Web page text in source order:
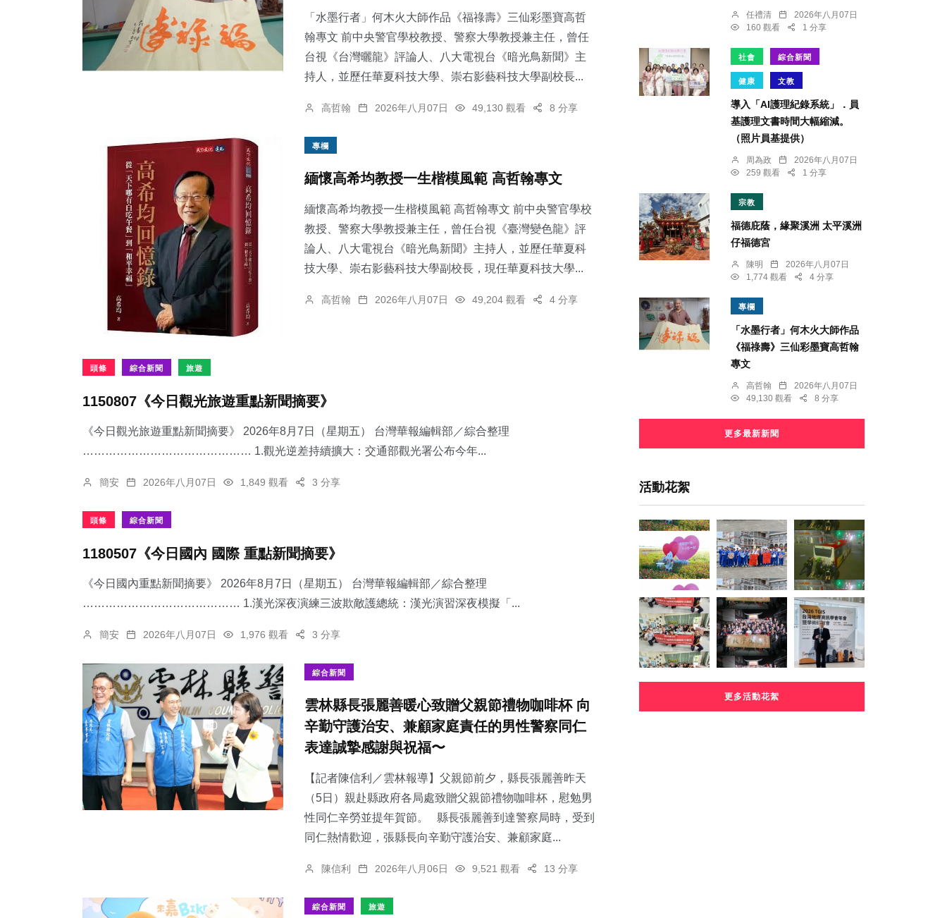
「水墨行者」何木火大師作品《福祿壽》三仙彩墨寶高哲
翰專文 前中央警官學校教授、警察大學教授兼主任，曾任
台視《台灣曬龍》評論人、八大電視台《暗光鳥新聞》主
持人，並歷任華夏科技大學、崇右影藝科技大學副校長...
高哲翰 2026年八月07日 49,130 觀看 8 分享
專欄
緬懷高希均教授一生楷模風範 高哲翰專文
緬懷高希均教授一生楷模風範 高哲翰專文 前中央警官學校
教授、警察大學教授兼主任，曾任台視《臺灣變色龍》評
論人、八大電視台《暗光鳥新聞》主持人，並歷任華夏科
技大學、崇右影藝科技大學副校長，現任華夏科技大學...
高哲翰 2026年八月07日 49,204 觀看 4 分享
頭條 綜合新聞 旅遊
1150807《今日觀光旅遊重點新聞摘要》
《今日觀光旅遊重點新聞摘要》 2026年8月7日（星期五） 台灣華報編輯部／綜合整理
……………………………………… 1.觀光逆差持續擴大：交通部觀光署公布今年...
簡安 2026年八月07日 1,849 觀看 3 分享
頭條 綜合新聞
1180507《今日國內 國際 重點新聞摘要》
《今日國內重點新聞摘要》 2026年8月7日（星期五） 台灣華報編輯部／綜合整理
…………………………………… 1.漢光深夜演練三波欺敵護總統：​漢光演習深夜模擬「...
簡安 2026年八月07日 1,976 觀看 3 分享
綜合新聞
雲林縣長張麗善暖心致贈父親節禮物咖啡杯 向
辛勤守護治安、兼顧家庭責任的男性警察同仁
表達誠摯感謝與祝福〜
【記者陳信利／雲林報導】父親節前夕，縣長張麗善昨天
（5日）親赴縣政府各局處致贈父親節禮物咖啡杯，慰勉男
性同仁辛勞並提年賀節。 縣長張麗善到達警察局時，受到
同仁熱情歡迎，張縣長向辛勤守護治安、兼顧家庭...
陳信利 2026年八月06日 9,521 觀看 13 分享
綜合新聞 旅遊
任禮清
2026年八月07日
160 觀看
1 分享
社會 綜合新聞
健康 文教
導入「AI護理紀錄系統」．員
基護理文書時間大幅縮減。
（照片員基提供）
周為政
2026年八月07日
259 觀看
1 分享
宗教
福德庇蔭，緣聚溪洲 太平溪洲
仔福德宮
陳明
2026年八月07日
1,774 觀看
4 分享
專欄
「水墨行者」何木火大師作品
《福祿壽》三仙彩墨寶高哲翰
專文
高哲翰
2026年八月07日
49,130 觀看
8 分享
更多最新新聞
活動花絮
更多活動花絮